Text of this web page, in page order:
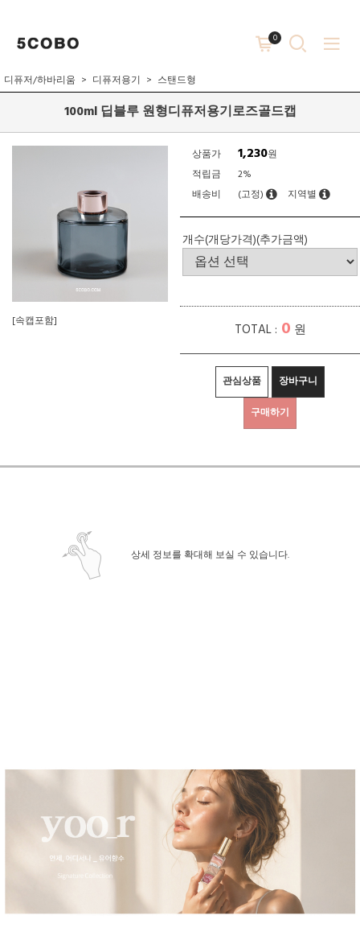
0
디퓨저/하바리움 디퓨저용기 스탠드형
100ml 딥블루 원형디퓨저용기로즈골드캡
[속캡포함]
상품가 1,230원
적립금
2%
배송비
(고정) 지역별
개수(개당가격)(추가금액)
TOTAL : 0 원
관심상품
장바구니
구매하기
상세 정보를 확대해 보실 수 있습니다.